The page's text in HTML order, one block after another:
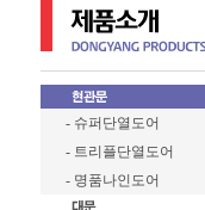
- 슈퍼단열도어
- 트리플단열도어
- 명품나인도어